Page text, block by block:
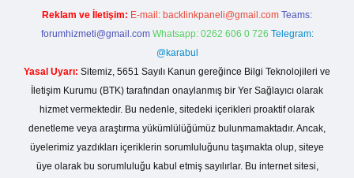
Reklam ve İletişim: E-mail: backlinkpaneli@gmail.com Teams:
forumhizmeti@gmail.com Whatsapp: 0262 606 0 726 Telegram:
@karabul
Yasal Uyarı: Sitemiz, 5651 Sayılı Kanun gereğince Bilgi Teknolojileri ve
İletişim Kurumu (BTK) tarafından onaylanmış bir Yer Sağlayıcı olarak
hizmet vermektedir. Bu nedenle, sitedeki içerikleri proaktif olarak
denetleme veya araştırma yükümlülüğümüz bulunmamaktadır. Ancak,
üyelerimiz yazdıkları içeriklerin sorumluluğunu taşımakta olup, siteye
üye olarak bu sorumluluğu kabul etmiş sayılırlar. Bu internet sitesi,